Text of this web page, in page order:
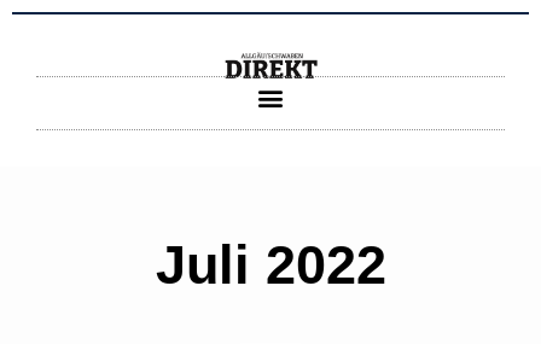
Zum
Juli 2022